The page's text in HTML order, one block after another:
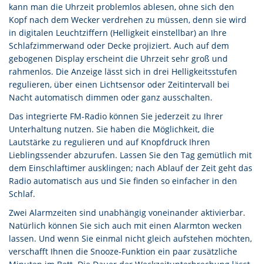
kann man die Uhrzeit problemlos ablesen, ohne sich den
Kopf nach dem Wecker verdrehen zu müssen, denn sie wird
in digitalen Leuchtziffern (Helligkeit einstellbar) an Ihre
Schlafzimmerwand oder Decke projiziert. Auch auf dem
gebogenen Display erscheint die Uhrzeit sehr groß und
rahmenlos. Die Anzeige lässt sich in drei Helligkeitsstufen
regulieren, über einen Lichtsensor oder Zeitintervall bei
Nacht automatisch dimmen oder ganz ausschalten.
Das integrierte FM-Radio können Sie jederzeit zu Ihrer
Unterhaltung nutzen. Sie haben die Möglichkeit, die
Lautstärke zu regulieren und auf Knopfdruck Ihren
Lieblingssender abzurufen. Lassen Sie den Tag gemütlich mit
dem Einschlaftimer ausklingen; nach Ablauf der Zeit geht das
Radio automatisch aus und Sie finden so einfacher in den
Schlaf.
Zwei Alarmzeiten sind unabhängig voneinander aktivierbar.
Natürlich können Sie sich auch mit einen Alarmton wecken
lassen. Und wenn Sie einmal nicht gleich aufstehen möchten,
verschafft Ihnen die Snooze-Funktion ein paar zusätzliche